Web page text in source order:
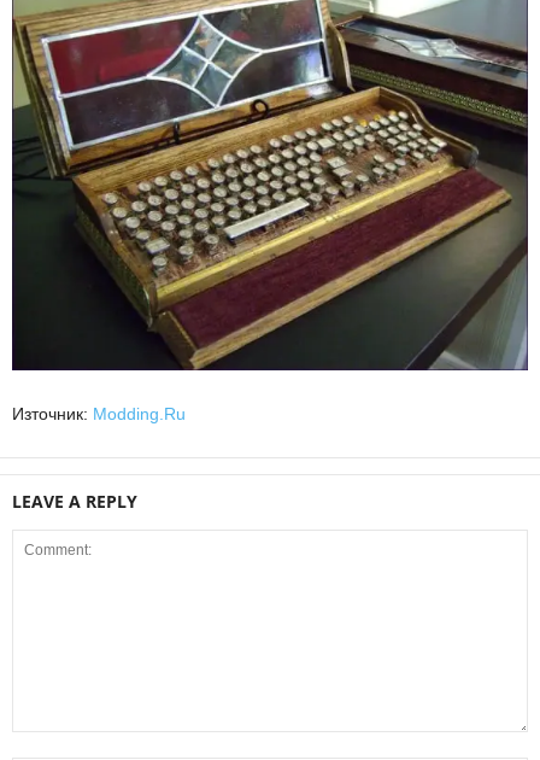
Източник: Modding.Ru
LEAVE A REPLY